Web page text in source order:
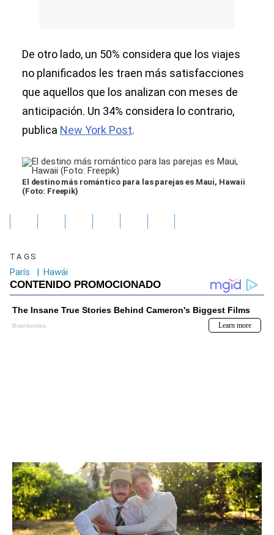
De otro lado, un 50% considera que los viajes
no planificados les traen más satisfacciones
que aquellos que los analizan con meses de
anticipación. Un 34% considera lo contrario,
publica New York Post.
El destino más romántico para las parejas es Maui, Hawaii
(Foto: Freepik)
TAGS
París | Hawái